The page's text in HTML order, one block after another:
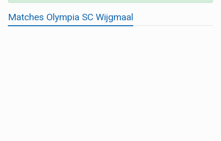
Matches Olympia SC Wijgmaal